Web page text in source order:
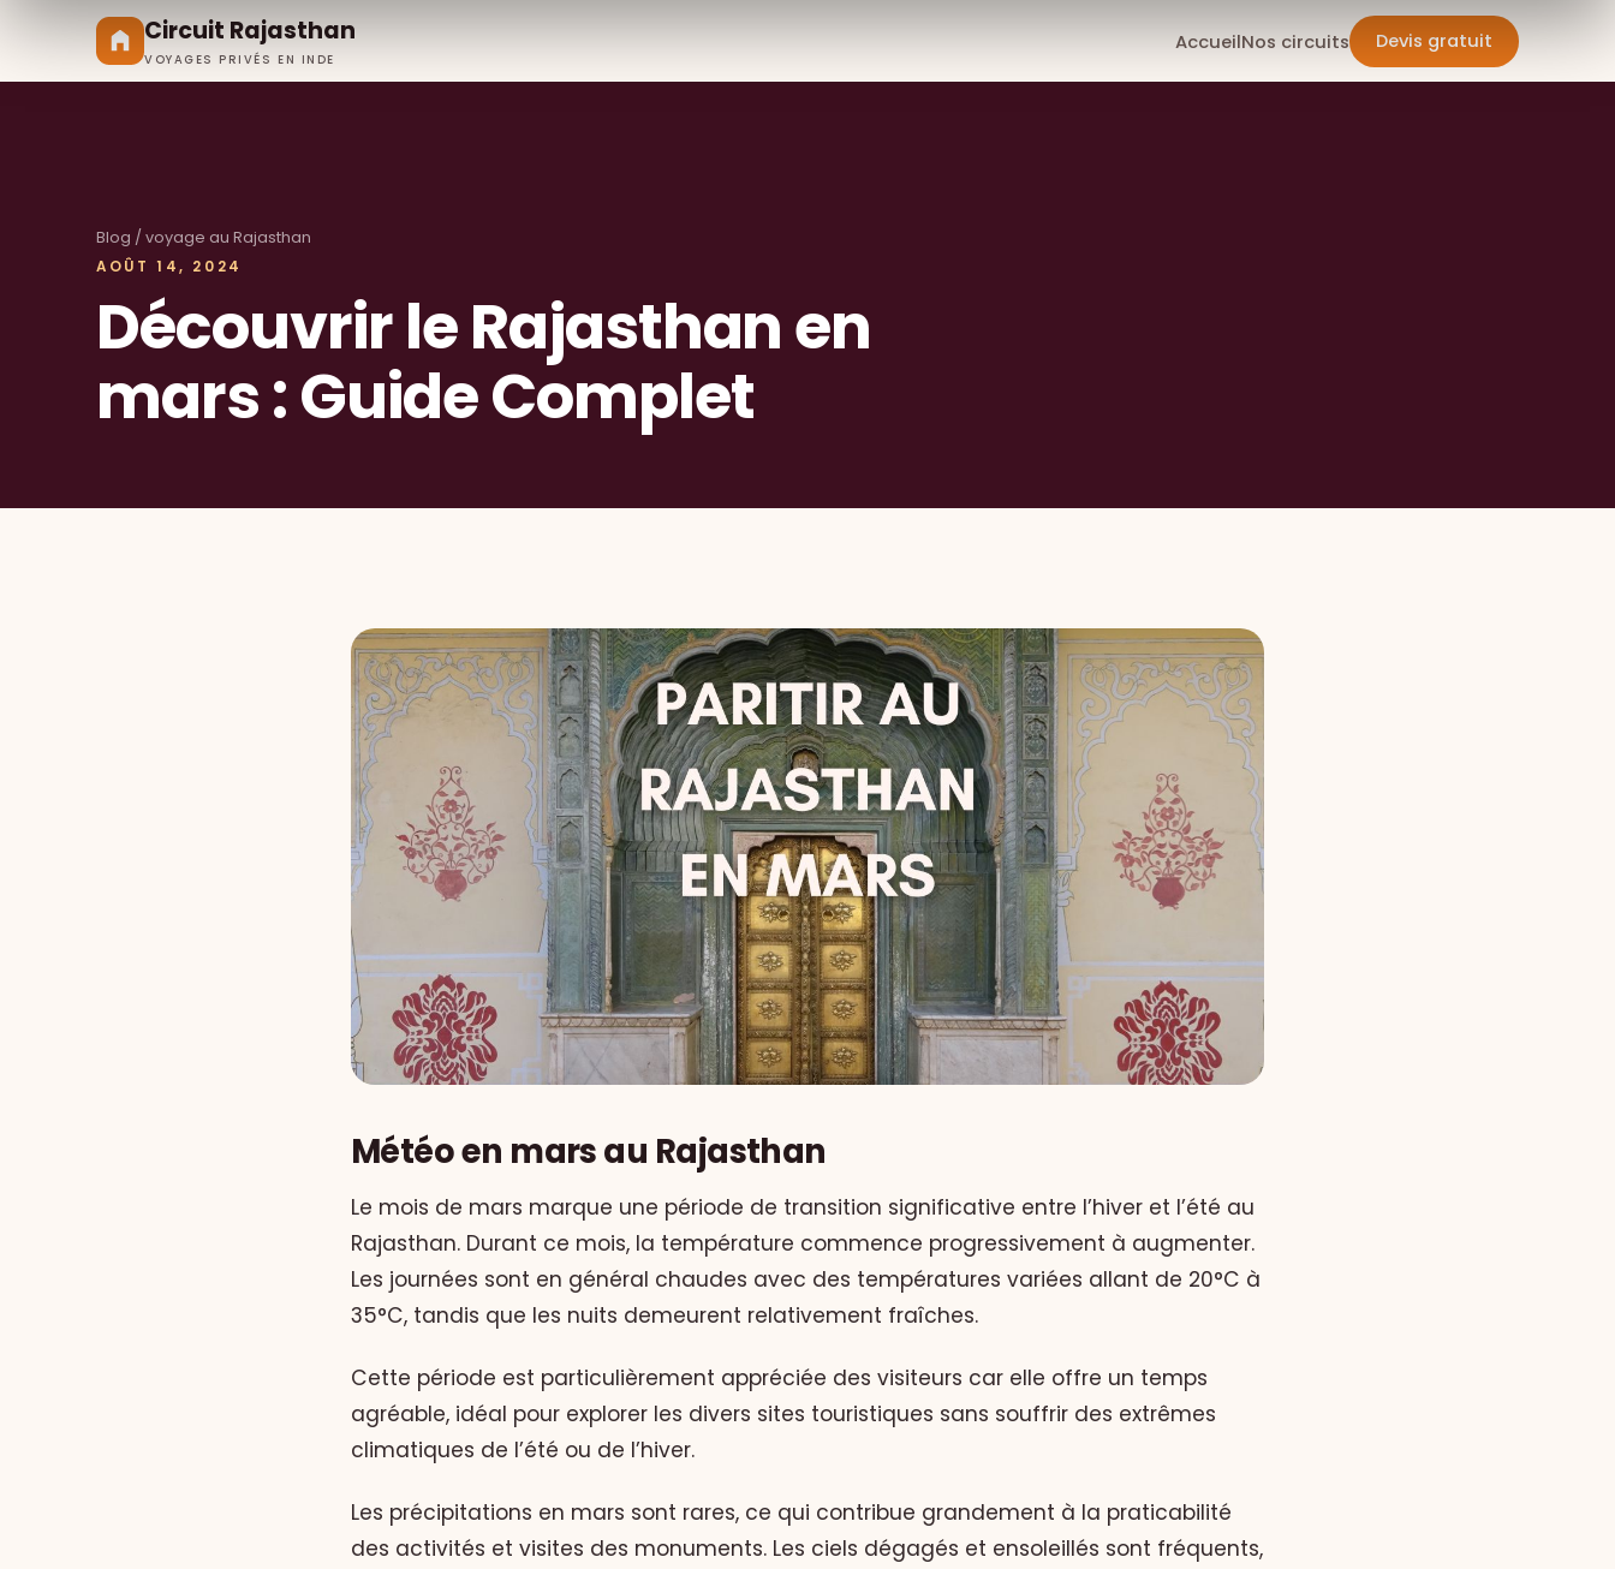
Circuit Rajasthan
VOYAGES PRIVÉS EN INDE
AccueilNos circuits Devis gratuit
Blog / voyage au Rajasthan
AOÛT 14, 2024
Découvrir le Rajasthan en
mars : Guide Complet
Météo en mars au Rajasthan
Le mois de mars marque une période de transition significative entre l’hiver et l’été au
Rajasthan. Durant ce mois, la température commence progressivement à augmenter.
Les journées sont en général chaudes avec des températures variées allant de 20°C à
35°C, tandis que les nuits demeurent relativement fraîches.
Cette période est particulièrement appréciée des visiteurs car elle offre un temps
agréable, idéal pour explorer les divers sites touristiques sans souffrir des extrêmes
climatiques de l’été ou de l’hiver.
Les précipitations en mars sont rares, ce qui contribue grandement à la praticabilité
des activités et visites des monuments. Les ciels dégagés et ensoleillés sont fréquents,